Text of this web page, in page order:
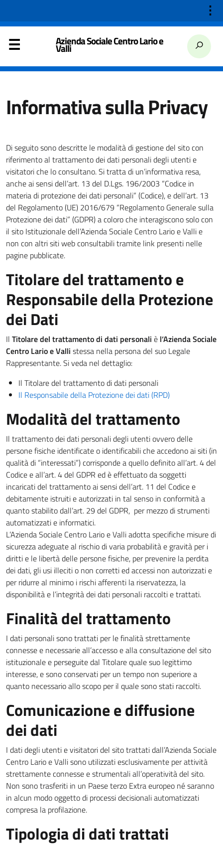
⋮
Azienda Sociale Centro Lario e
Valli
Informativa sulla Privacy
Di seguito sono descritte le modalità di gestione del sito con
riferimento al trattamento dei dati personali degli utenti e
visitatori che lo consultano. Si tratta di un’informativa resa,
anche ai sensi dell’art. 13 del D.Lgs. 196/2003 “Codice in
materia di protezione dei dati personali” (Codice), e dell’art. 13
del Regolamento (UE) 2016/679 “Regolamento Generale sulla
Protezione dei dati” (GDPR) a coloro che interagiscono solo con
il sito Istituzionale dell’Azienda Sociale Centro Lario e Valli e
non con altri siti web consultabili tramite link presenti nelle
pagine pubblicate.
Titolare del trattamento e
Responsabile della Protezione
dei Dati
Il Titolare del trattamento di dati personali è l‘Azienda Sociale
Centro Lario e Valli stessa nella persona del suo Legale
Rappresentante. Si veda nel dettaglio:
Il Titolare del trattamento di dati personali
Il Responsabile della Protezione dei dati (RPD)
Modalità del trattamento
Il trattamento dei dati personali degli utenti ovvero delle
persone fisiche identificate o identificabili che accedono ai siti (in
qualità di “interessati”) corrisponde a quello definito all’art. 4 del
Codice e all’art. 4 del GDPR ed è effettuato da soggetti
incaricati del trattamento ai sensi dell’art. 11 del Codice e
debitamente istruiti e autorizzati in tal senso in conformità a
quanto stabilito dall’art. 29 del GDPR, per mezzo di strumenti
automatizzati e informatici.
L’Azienda Sociale Centro Lario e Valli adotta specifiche misure di
sicurezza adeguate al rischio di varia probabilità e gravità per i
diritti e le libertà delle persone fisiche, per prevenire la perdita
dei dati, gli usi illeciti o non corretti ed accessi non autorizzati e
per ridurre al minimo i rischi afferenti la riservatezza, la
disponibilità e l’integrità dei dati personali raccolti e trattati.
Finalità del trattamento
I dati personali sono trattati per le finalità strettamente
connesse e necessarie all’accesso e alla consultazione del sito
istituzionale e perseguite dal Titolare quale suo legittimo
interesse, e sono conservati per un tempo non superiore a
quanto necessario allo scopo per il quale sono stati raccolti.
Comunicazione e diffusione
dei dati
I dati degli utenti e visitatori del sito trattati dall’Azienda Sociale
Centro Lario e Valli sono utilizzati esclusivamente per attività
strettamente connesse e strumentali all’operatività del sito.
Non sono trasferiti in un Paese terzo Extra europeo né saranno
in alcun modo oggetto di processi decisionali automatizzati
compresa la profilazione.
Tipologia di dati trattati